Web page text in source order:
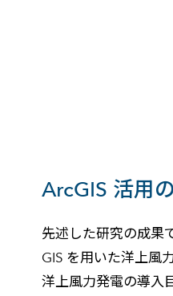
ArcGIS 活用
先述した研究の成果
GIS を用いた洋上風
洋上風力発電の導入